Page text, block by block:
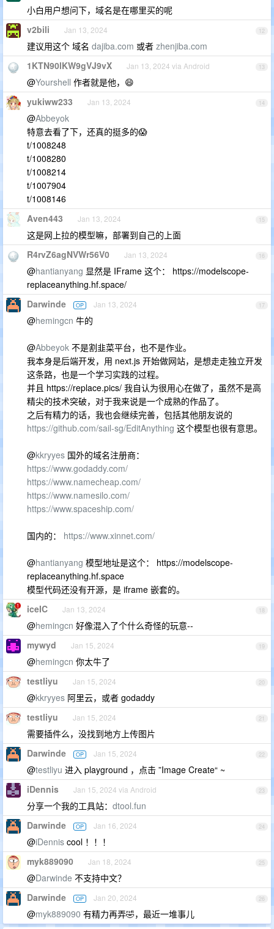
小白用户想问下，域名是在哪里买的呢
12
v2bili Jan 13, 2024
建议用这个 域名 dajiba.com 或者 zhenjiba.com
13
1KTN90lKW9gVJ9vX Jan 13, 2024 via Android
@Yourshell 作者就是他，😄
14
yukiww233 Jan 13, 2024
@Abbeyok
特意去看了下，还真的挺多的😱
t/1008248
t/1008280
t/1008214
t/1007904
t/1008146
15
Aven443 Jan 13, 2024
这是网上拉的模型嘛，部署到自己的上面
16
R4rvZ6agNVWr56V0 Jan 13, 2024
@hantianyang 显然是 IFrame 这个： https://modelscope-
replaceanything.hf.space/
17
Darwinde OP Jan 13, 2024
@hemingcn 牛的
@Abbeyok 不是割韭菜平台，也不是作业。
我本身是后端开发，用 next.js 开始做网站，是想走走独立开发
这条路，也是一个学习实践的过程。
并且 https://replace.pics/ 我自认为很用心在做了，虽然不是高
精尖的技术突破，对于我来说是一个成熟的作品了。
之后有精力的话，我也会继续完善，包括其他朋友说的
https://github.com/sail-sg/EditAnything 这个模型也很有意思。
@kkryyes 国外的域名注册商：
https://www.godaddy.com/
https://www.namecheap.com/
https://www.namesilo.com/
https://www.spaceship.com/
国内的： https://www.xinnet.com/
@hantianyang 模型地址是这个： https://modelscope-
replaceanything.hf.space
模型代码还没有开源，是 iframe 嵌套的。
18
iceIC Jan 13, 2024
@hemingcn 好像混入了个什么奇怪的玩意--
19
mywyd Jan 15, 2024
@hemingcn 你太牛了
20
testliyu Jan 15, 2024
@kkryyes 阿里云，或者 godaddy
21
testliyu Jan 15, 2024
需要插件么，没找到地方上传图片
22
Darwinde OP Jan 15, 2024
@testliyu 进入 playground ，点击 ”Image Create“ ~
23
iDennis Jan 15, 2024 via Android
分享一个我的工具站： dtool.fun
24
Darwinde OP Jan 16, 2024
@iDennis cool ！！！
25
myk889090 Jan 18, 2024
@Darwinde 不支持中文？
26
Darwinde OP Jan 20, 2024
@myk889090 有精力再弄🤣，最近一堆事儿